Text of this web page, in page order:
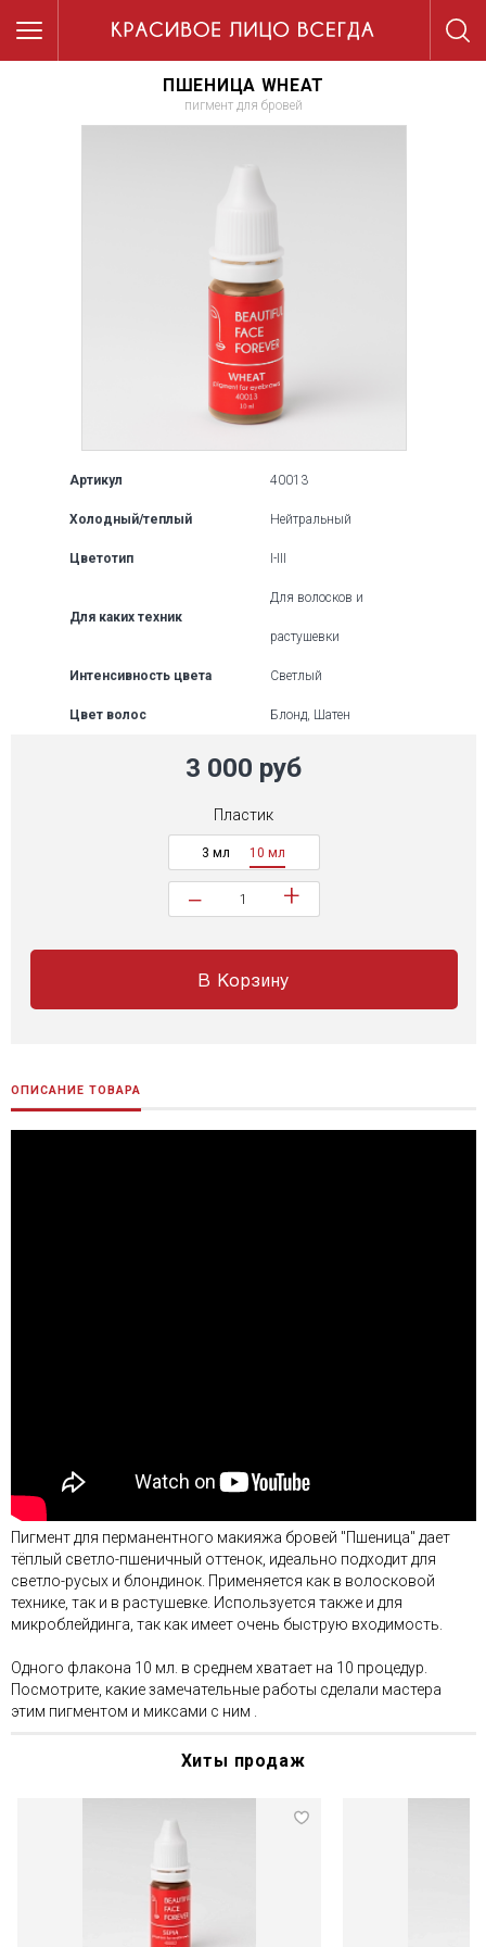
ПШЕНИЦА WHEAT
пигмент для бровей
Артикул 40013
Холодный/теплый Нейтральный
Цветотип I-III
Для каких техник
Для волосков и
растушевки
Интенсивность цвета Светлый
Цвет волос Блонд, Шатен
3 000 руб
Пластик
3 мл 10 мл
− +
В Корзину
ОПИСАНИЕ ТОВАРА
Пигмент для перманентного макияжа бровей "Пшеница" дает
тёплый светло-пшеничный оттенок, идеально подходит для
светло-русых и блондинок. Применяется как в волосковой
технике, так и в растушевке. Используется также и для
микроблейдинга, так как имеет очень быструю входимость.
Одного флакона 10 мл. в среднем хватает на 10 процедур.
Посмотрите, какие замечательные работы сделали мастера
этим пигментом и миксами с ним .
Хиты продаж